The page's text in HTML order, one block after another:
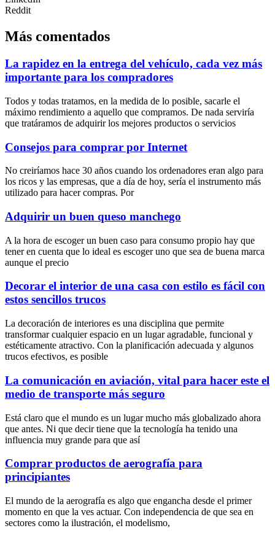
Reddit
Más comentados
La rapidez en la entrega del vehículo, cada vez más
importante para los compradores
Todos y todas tratamos, en la medida de lo posible, sacarle el
máximo rendimiento a aquello que compramos. De nada serviría
que tratáramos de adquirir los mejores productos o servicios
Consejos para comprar por Internet
No creiríamos hace 30 años cuando los ordenadores eran algo para
los ricos y las empresas, que a día de hoy, sería el instrumento más
utilizado para hacer compras. Por
Adquirir un buen queso manchego
A la hora de escoger un buen caso para consumo propio hay que
tener en cuenta que lo ideal es escoger uno que sea de buena marca
aunque el precio
Decorar el interior de una casa con estilo es fácil con
estos sencillos trucos
La decoración de interiores es una disciplina que permite
transformar cualquier espacio en un lugar agradable, funcional y
estéticamente atractivo. Con la planificación adecuada y algunos
trucos efectivos, es posible
La comunicación en aviación, vital para hacer este el
medio de transporte más seguro
Está claro que el mundo es un lugar mucho más globalizado ahora
que antes. Ni que decir tiene que la tecnología ha tenido una
influencia muy grande para que así
Comprar productos de aerografía para
principiantes
El mundo de la aerografía es algo que engancha desde el primer
momento en que la ves actuar. Con independencia de que sea en
sectores como la ilustración, el modelismo,